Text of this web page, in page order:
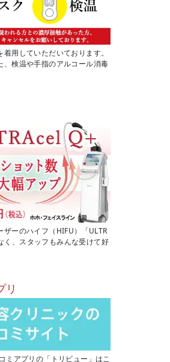
用していただいております。
、検温や手指のアルコール消毒
ーのハイフ（HIFU）「ULTR
く、スタッフもみんな受けて好
リ
ミアプリの「トリビュー」はこ